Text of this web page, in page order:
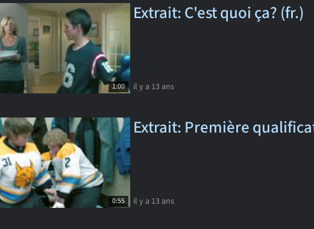
1:00
Extrait: C'est quoi ça? (fr.)
il y a 13 ans
0:55
Extrait: Première
il y a 13 ans